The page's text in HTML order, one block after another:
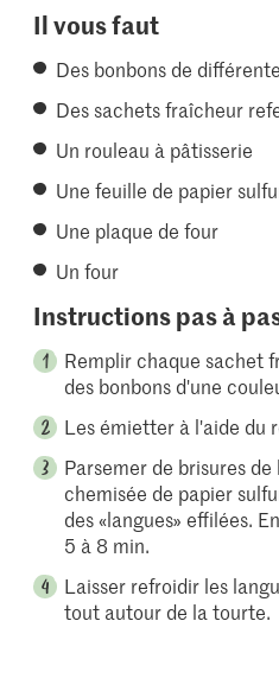
Il vous faut
Des bonbons de
Des sachets fraîcheur
Un rouleau à pâtisserie
Une feuille de papier
Une plaque de four
Un four
Instructions pas à
Remplir chaque sachet
des bonbons d'une
Les émietter à l'aide du
Parsemer de brisures
chemisée de papier
des «langues» effilées.
5 à 8 min.
Laisser refroidir les
tout autour de la tourte.